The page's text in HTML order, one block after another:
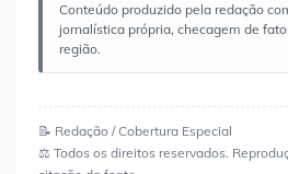
Conteúdo produzido pela redação
jornalística própria, checagem de
região.
📝 Redação / Cobertura Especial
⚖️ Todos os direitos reservados.